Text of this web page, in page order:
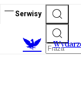
Serwisy